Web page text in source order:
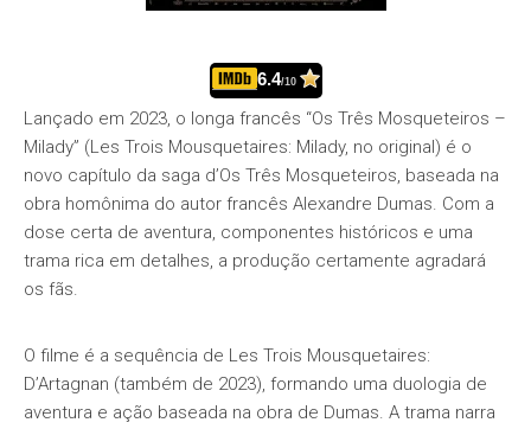
6.4/10
Lançado em 2023, o longa francês “Os Três Mosqueteiros –
Milady” (Les Trois Mousquetaires: Milady, no original) é o
novo capítulo da saga d’Os Três Mosqueteiros, baseada na
obra homônima do autor francês Alexandre Dumas. Com a
dose certa de aventura, componentes históricos e uma
trama rica em detalhes, a produção certamente agradará
os fãs.
O filme é a sequência de Les Trois Mousquetaires:
D’Artagnan (também de 2023), formando uma duologia de
aventura e ação baseada na obra de Dumas. A trama narra